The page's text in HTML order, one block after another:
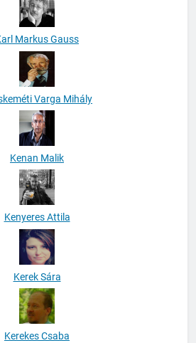
Markus Gauss
Varga Mihály
Kenan Malik
Kenyeres Attila
Kerek Sára
Kerekes Csaba